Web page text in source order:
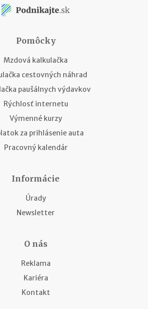
Pomôcky
Mzdová kalkulačka
cestovných náhrad
paušálnych výdavkov
Rýchlosť internetu
Výmenné kurzy
za prihlásenie auta
Pracovný kalendár
Informácie
Úrady
Newsletter
O nás
Reklama
Kariéra
Kontakt